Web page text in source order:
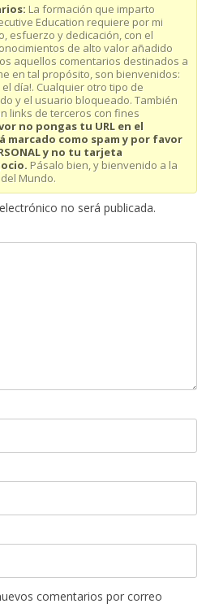
La formación que imparto
Education requiere por mi
esfuerzo y dedicación, con el
de alto valor añadido
aquellos comentarios destinados a
en tal propósito, son bienvenidos:
día!. Cualquier otro tipo de
y el usuario bloqueado. También
links de terceros con fines
no pongas tu URL en el
marcado como spam y por favor
y no tu tarjeta
Pásalo bien, y bienvenido a la
Mundo.
no será publicada.
comentarios por correo